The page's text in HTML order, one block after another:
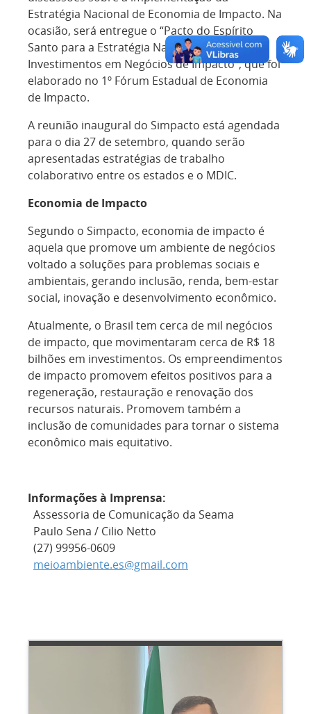
Estratégia Nacional de Economia de Impacto. Na
ocasião, será entregue o “Pacto do Espírito
Santo para a Estratégia Nacional de
Investimentos em Negócios de Impacto”, que foi
elaborado no 1º Fórum Estadual de Economia
de Impacto.
A reunião inaugural do Simpacto está agendada
para o dia 27 de setembro, quando serão
apresentadas estratégias de trabalho
colaborativo entre os estados e o MDIC.
Economia de Impacto
Segundo o Simpacto, economia de impacto é
aquela que promove um ambiente de negócios
voltado a soluções para problemas sociais e
ambientais, gerando inclusão, renda, bem-estar
social, inovação e desenvolvimento econômico.
Atualmente, o Brasil tem cerca de mil negócios
de impacto, que movimentaram cerca de R$ 18
bilhões em investimentos. Os empreendimentos
de impacto promovem efeitos positivos para a
regeneração, restauração e renovação dos
recursos naturais. Promovem também a
inclusão de comunidades para tornar o sistema
econômico mais equitativo.
Informações à Imprensa:
Assessoria de Comunicação da Seama
Paulo Sena / Cilio Netto
(27) 99956-0609
meioambiente.es@gmail.com